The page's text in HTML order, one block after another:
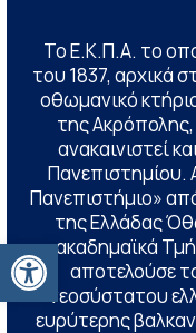
Ανοίξτε τη γραμμή εργαλείων
Το Ε.Κ.Π.Α. το
του 1837, αρχικά
οθωμανικό
της Ακρόπολης,
ανακαινιστεί
Πανεπιστημίου.
Πανεπιστήμιο»
της Ελλάδας
ακαδημαϊκά
αποτελούσε
νεοσύστατου
ευρύτερης